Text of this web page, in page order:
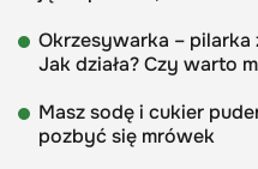
Okrzesywarka – pilarka
Jak działa? Czy warto
Masz sodę i cukier
pozbyć się mrówek